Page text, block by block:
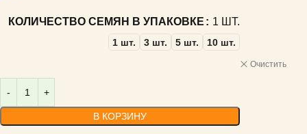
КОЛИЧЕСТВО СЕМЯН В УПАКОВКЕ 1 ШТ.
1 шт. 3 шт. 5 шт. 10 шт.
Очистить
В КОРЗИНУ